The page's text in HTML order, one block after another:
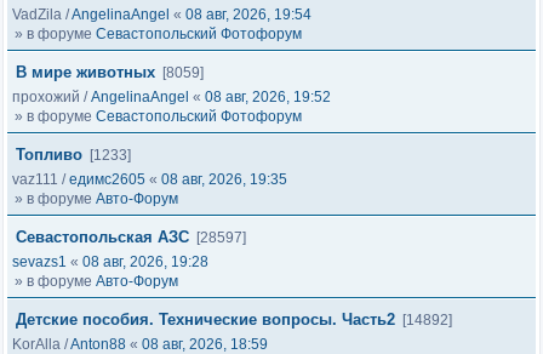
VadZila /AngelinaAngel « 08 авг, 2026, 19:54
» в форуме Севастопольский Фотофорум
В мире животных [8059]
прохожий /AngelinaAngel « 08 авг, 2026, 19:52
» в форуме Севастопольский Фотофорум
Топливо [1233]
vaz111 /едимс2605 « 08 авг, 2026, 19:35
» в форуме Авто-Форум
Севастопольская АЗС [28597]
sevazs1 « 08 авг, 2026, 19:28
» в форуме Авто-Форум
Детские пособия. Технические вопросы. Часть2 [14892]
KorAlla /Anton88 « 08 авг, 2026, 18:59